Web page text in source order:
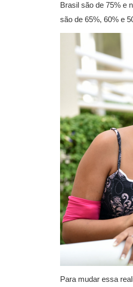
Brasil são de 75% e
são de 65%, 60% e
Para mudar essa